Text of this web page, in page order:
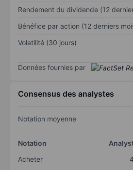
Rendement du dividende (12
Bénéfice par action (12 derniers
Volatilité (30 jours)
Données fournies par
Consensus des analystes
Notation moyenne
Notation
Acheter